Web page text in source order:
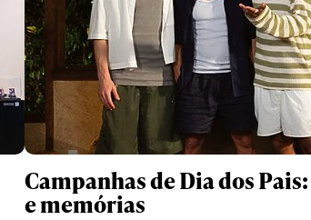
Campanhas de Dia dos
e memórias